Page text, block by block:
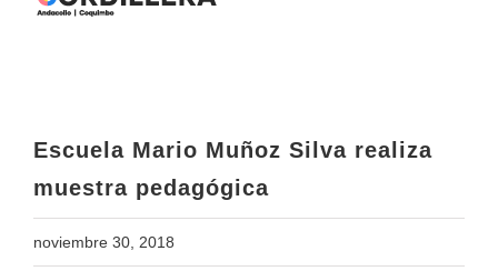
Escuela Mario Muñoz Silva realiza
muestra pedagógica
noviembre 30, 2018